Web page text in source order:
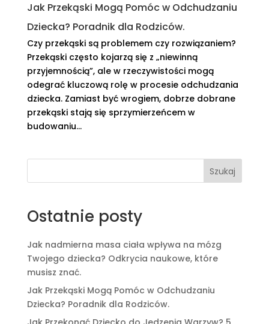
Jak Przekąski Mogą Pomóc w Odchudzaniu
Dziecka? Poradnik dla Rodziców.
Czy przekąski są problemem czy rozwiązaniem?
Przekąski często kojarzą się z „niewinną
przyjemnością”, ale w rzeczywistości mogą
odegrać kluczową rolę w procesie odchudzania
dziecka. Zamiast być wrogiem, dobrze dobrane
przekąski stają się sprzymierzeńcem w
budowaniu...
Szukaj
Ostatnie posty
Jak nadmierna masa ciała wpływa na mózg
Twojego dziecka? Odkrycia naukowe, które
musisz znać.
Jak Przekąski Mogą Pomóc w Odchudzaniu
Dziecka? Poradnik dla Rodziców.